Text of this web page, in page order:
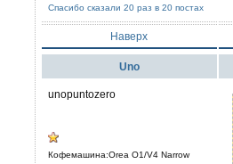
Спасибо сказали 20 раз в 20 постах
Наверх
Uno
unopuntozero
Кофемашина:Orea O1/V4 Narrow